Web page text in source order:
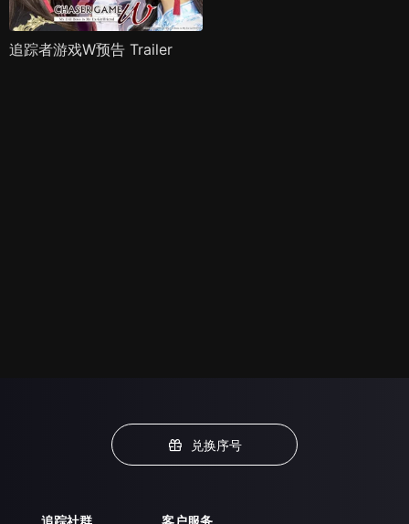
追踪者游戏W预告 Trailer
兑换序号
追踪社群 客户服务